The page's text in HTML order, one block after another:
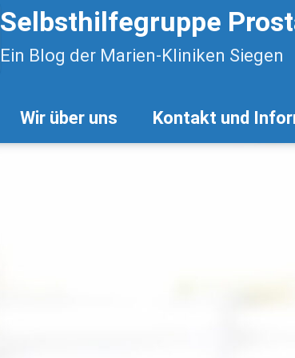
Selbsthilfegruppe
Ein Blog der Marien-Kliniken Siegen
Wir über uns Kontakt und